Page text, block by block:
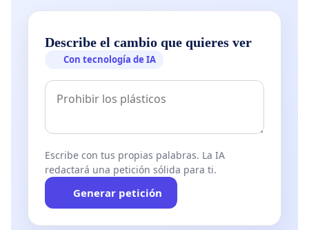
Describe el cambio que quieres ver
Con tecnología de IA
Escribe con tus propias palabras. La IA
redactará una petición sólida para ti.
Generar petición